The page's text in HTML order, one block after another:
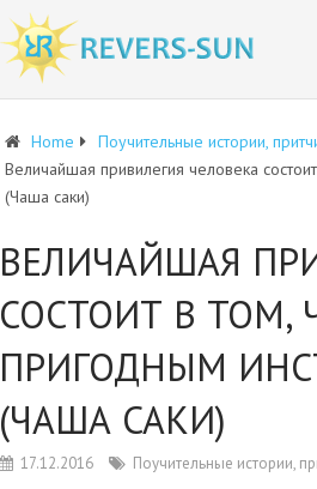
Home
Поучительные истории,
Величайшая привилегия человека
(Чаша саки)
ВЕЛИЧАЙШАЯ
СОСТОИТ В ТОМ,
ПРИГОДНЫМ
(ЧАША САКИ)
17.12.2016 Поучительные истории,